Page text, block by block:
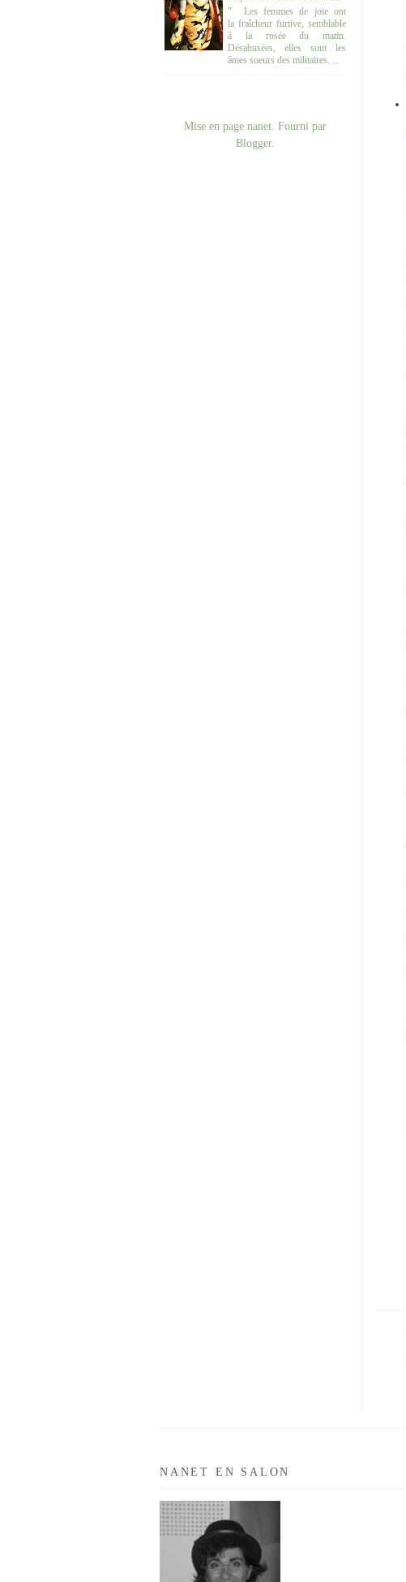
" Les femmes de joie ont
la fraîcheur furtive, semblable
à la rosée du matin.
Désabusées, elles sont les
âmes soeurs des militaires. ...
Mise en page nanet. Fourni par
Blogger.
NANET EN SALON